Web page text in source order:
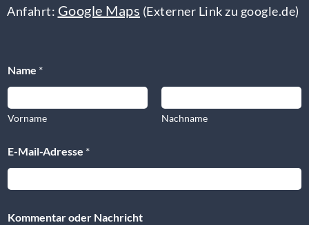
Anfahrt: Google Maps (Externer Link zu google.de)
Name *
Vorname Nachname
d
e
K
m
E-Mail-Adresse *
Kommentar oder Nachricht